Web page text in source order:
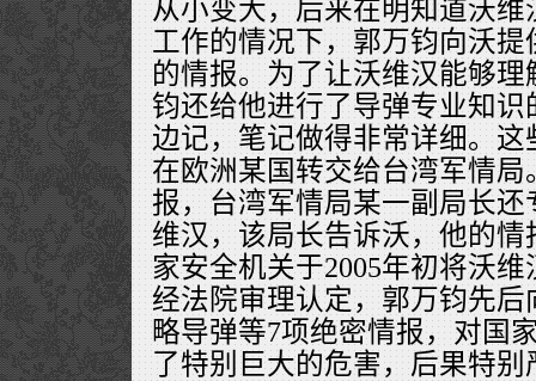
从小变大，后来在明知道沃
工作的情况下，郭万钧向沃
的情报。为了让沃维汉能够
钧还给他进行了导弹专业知识
边记，笔记做得非常详细。
在欧洲某国转交给台湾军情
报，台湾军情局某一副局长
维汉，该局长告诉沃，他的
家安全机关于2005年初将沃
经法院审理认定，郭万钧先
略导弹等7项绝密情报，对国
了特别巨大的危害，后果特别